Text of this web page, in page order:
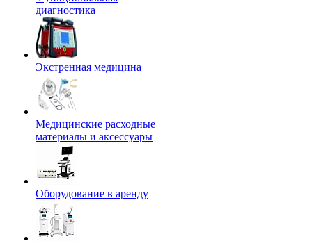
диагностика
Экстренная медицина
Медицинские расходные
материалы и аксессуары
Оборудование в аренду